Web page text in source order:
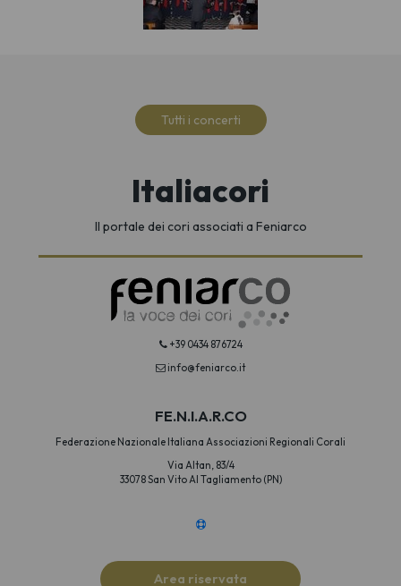
Tutti i concerti
Italiacori
Il portale dei cori associati a Feniarco
+39 0434 876724
info@feniarco.it
FE.N.I.A.R.CO
Federazione Nazionale Italiana Associazioni Regionali Corali
Via Altan, 83/4
33078 San Vito Al Tagliamento (PN)
Area riservata